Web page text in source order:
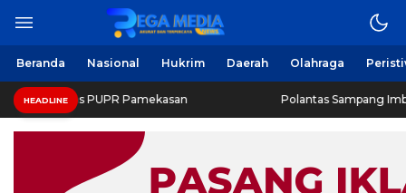
Beranda Nasional Hukrim Daerah Olahraga
HEADLINE
PUPR Pamekasan Polantas Sampang Imbau Latihan